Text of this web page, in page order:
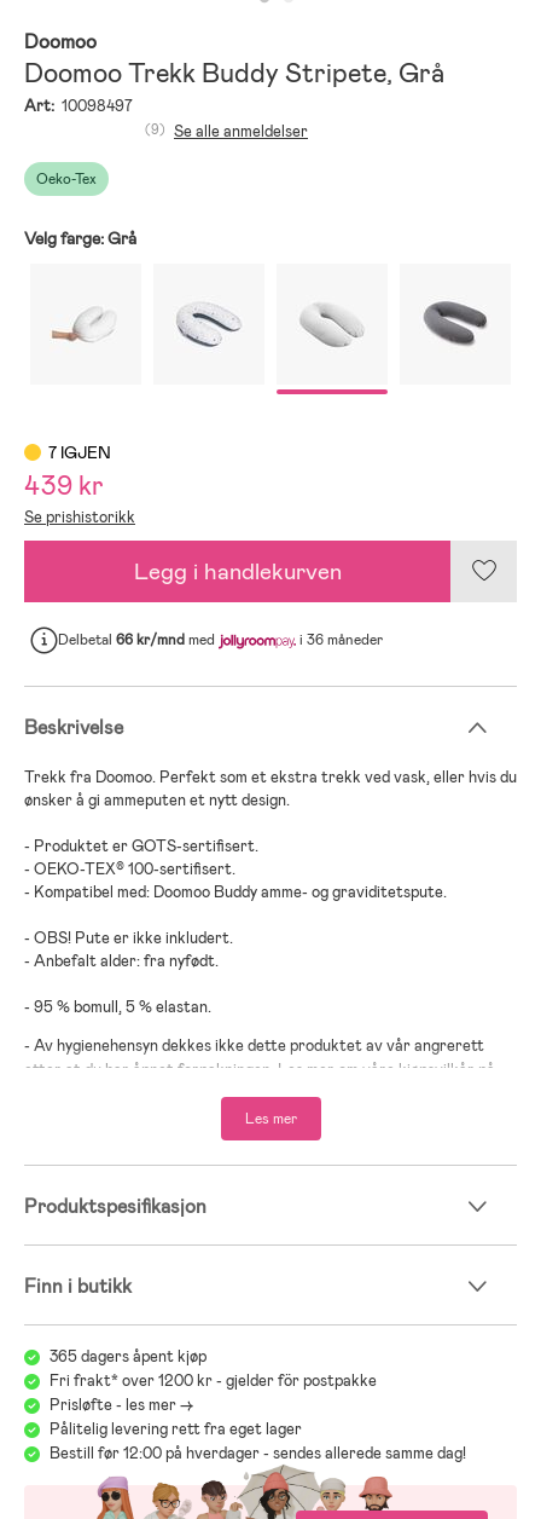
Doomoo
Doomoo Trekk Buddy Stripete, Grå
Art: 10098497
Oeko-Tex
(9) Se alle anmeldelser
Velg farge:Grå
7 IGJEN
439 kr
Se prishistorikk
Legg i handlekurven
Delbetal 66 kr/mndmed i 36 måneder
Beskrivelse
Trekk fra Doomoo. Perfekt som et ekstra trekk ved vask, eller hvis du
ønsker å gi ammeputen et nytt design.
- Produktet er GOTS-sertifisert.
- OEKO-TEX® 100-sertifisert.
- Kompatibel med: Doomoo Buddy amme- og graviditetspute.
- OBS! Pute er ikke inkludert.
- Anbefalt alder: fra nyfødt.
- 95 % bomull, 5 % elastan.
- Av hygienehensyn dekkes ikke dette produktet av vår angrerett
etter at du har åpnet forpakningen. Les mer om våre kjøpsvilkår på
Les mer
Produktspesifikasjon
Finn i butikk
365 dagers åpent kjøp
Fri frakt* over 1200 kr - gjelder för postpakke
Prisløfte - les mer ->
Pålitelig levering rett fra eget lager
Bestill før 12:00 på hverdager - sendes allerede samme dag!